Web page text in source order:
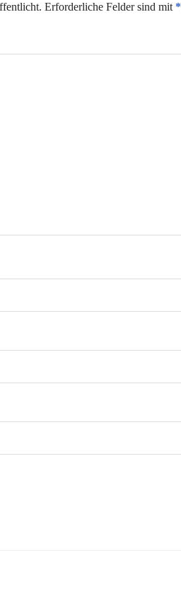
Erforderliche Felder sind mit *